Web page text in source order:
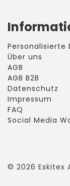
Personalisierte
Über uns
AGB
AGB B2B
Datenschutz
Impressum
FAQ
Social Media
© 2026 Eskitex